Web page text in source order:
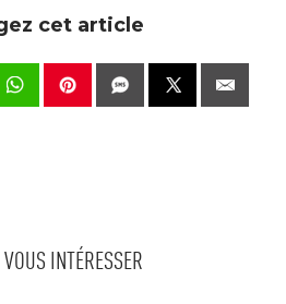
cet article
INTÉRESSER